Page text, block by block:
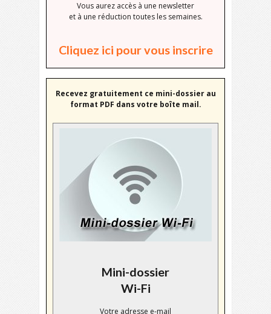
Vous aurez accès à une newsletter
et à une réduction toutes les semaines.
Cliquez ici pour vous inscrire
Recevez gratuitement ce mini-dossier au
format PDF dans votre boîte mail.
Mini-dossier
Wi-Fi
Votre adresse e-mail